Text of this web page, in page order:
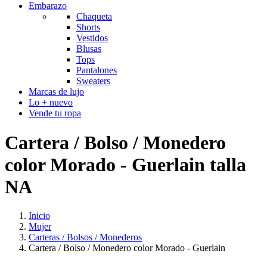
Embarazo
Chaqueta
Shorts
Vestidos
Blusas
Tops
Pantalones
Sweaters
Marcas de lujo
Lo + nuevo
Vende tu ropa
Cartera / Bolso / Monedero
color Morado - Guerlain talla
NA
Inicio
Mujer
Carteras / Bolsos / Monederos
Cartera / Bolso / Monedero color Morado - Guerlain